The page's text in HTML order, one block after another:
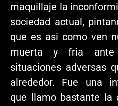
maquillaje la
sociedad actual,
que es asi como ven
muerta y fria
situaciones adversas
alrededor. Fue una
que llamo bastante la